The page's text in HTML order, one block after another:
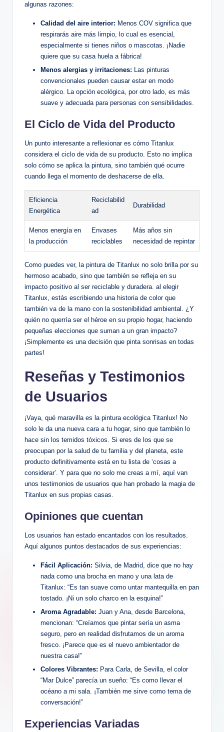
algunas razones:
Calidad del aire interior: Menos COV significa que
respirarás aire más limpio, lo cual es esencial,
especialmente si tienes niños o mascotas. ¡Nadie
quiere que su casa huela a fábrica!
Menos alergias y irritaciones: Las pinturas
convencionales pueden causar estar en modo
alérgico. La opción ecológica, por otro lado, es más
suave y adecuada para personas con sensibilidades.
El Ciclo de Vida del Producto
Un punto interesante a reflexionar es cómo Titanlux
considera el ciclo de vida de su producto. Esto no implica
solo cómo se aplica la pintura, sino también qué ocurre
cuando llega el momento de deshacerse de ella.
Eficiencia
Energética
Reciclabilid
ad
Durabilidad
Menos energía en
la producción
Envases
reciclables
Más años sin
necesidad de repintar
Como puedes ver, la pintura de Titanlux no solo brilla por su
hermoso acabado, sino que también se refleja en su
impacto positivo al ser reciclable y duradera. al elegir
Titanlux, estás escribiendo una historia de color que
también va de la mano con la sostenibilidad ambiental. ¿Y
quién no querría ser el héroe en su propio hogar, haciendo
pequeñas elecciones que suman a un gran impacto?
¡Simplemente es una decisión que pinta sonrisas en todas
partes!
Reseñas y Testimonios
de Usuarios
¡Vaya, qué maravilla es la pintura ecológica Titanlux! No
solo le da una nueva cara a tu hogar, sino que también lo
hace sin los temidos tóxicos. Si eres de los que se
preocupan por la salud de tu familia y del planeta, este
producto definitivamente está en tu lista de ‘cosas a
considerar’. Y para que no solo me creas a mí, aquí van
unos testimonios de usuarios que han probado la magia de
Titanlux en sus propias casas.
Opiniones que cuentan
Los usuarios han estado encantados con los resultados.
Aquí algunos puntos destacados de sus experiencias:
Fácil Aplicación: Silvia, de Madrid, dice que no hay
nada como una brocha en mano y una lata de
Titanlux: “Es tan suave como untar mantequilla en pan
tostado. ¡Ni un solo charco en la esquina!”
Aroma Agradable: Juan y Ana, desde Barcelona,
mencionan: “Creíamos que pintar sería un asma
seguro, pero en realidad disfrutamos de un aroma
fresco. ¡Parece que es el nuevo ambientador de
nuestra casa!”
Colores Vibrantes: Para Carla, de Sevilla, el color
“Mar Dulce” parecía un sueño: “Es como llevar el
océano a mi sala. ¡También me sirve como tema de
conversación!”
Experiencias Variadas